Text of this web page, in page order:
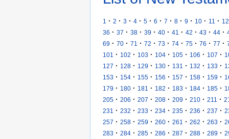
1 · 2 · 3 · 4 · 5 · 6 · 7 · 8 · 9 · 10 · 11 · 12
36 · 37 · 38 · 39 · 40 · 41 · 42 · 43 · 44 ·
69 · 70 · 71 · 72 · 73 · 74 · 75 · 76 · 77 ·
101
· 102 · 103 · 104 · 105 · 106 · 107 ·
127 · 128 · 129 · 130 · 131 · 132 · 133 ·
153 · 154 · 155 · 156 · 157 · 158 · 159 ·
179 · 180 · 181 · 182 · 183 · 184 · 185 ·
205 · 206 · 207 · 208 · 209 · 210 · 211 ·
231
· 232 · 233 · 234 · 235 · 236 · 237 ·
257 · 258 · 259 · 260 · 261 · 262 · 263 ·
283 · 284 · 285 · 286 · 287 · 288 · 289 ·